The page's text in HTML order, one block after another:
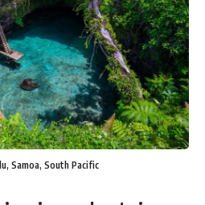
Samoa, South Pacific